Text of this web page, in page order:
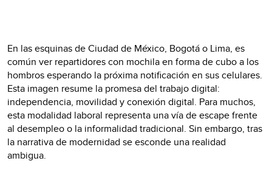
En las esquinas de Ciudad de México, Bogotá o Lima, es
común ver repartidores con mochila en forma de cubo a los
hombros esperando la próxima notificación en sus celulares.
Esta imagen resume la promesa del trabajo digital:
independencia, movilidad y conexión digital. Para muchos,
esta modalidad laboral representa una vía de escape frente
al desempleo o la informalidad tradicional. Sin embargo, tras
la narrativa de modernidad se esconde una realidad
ambigua.